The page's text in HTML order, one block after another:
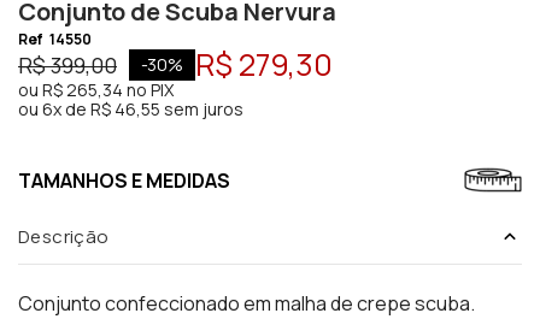
Conjunto de Scuba Nervura
Ref 14550
R$ 399,00 -30% R$ 279,30
ou R$ 265,34 no PIX
ou 6x de R$ 46,55 sem juros
TAMANHOS E MEDIDAS
Descrição
Conjunto confeccionado em malha de crepe scuba.